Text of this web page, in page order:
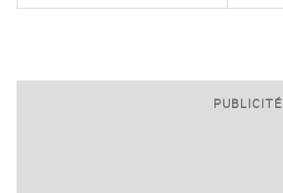
PUBLICITÉ